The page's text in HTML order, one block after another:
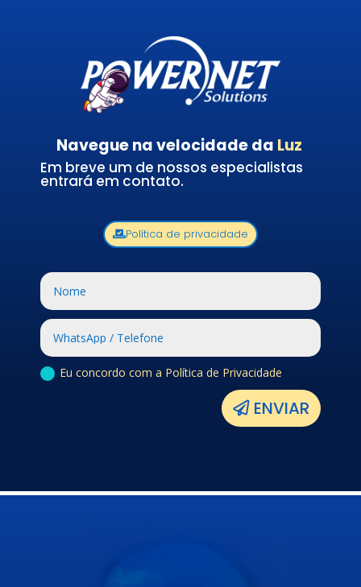
Navegue na velocidade da Luz
Em breve um de nossos especialistas
entrará em contato.
Política de privacidade
Eu concordo com a Política de Privacidade
ENVIAR